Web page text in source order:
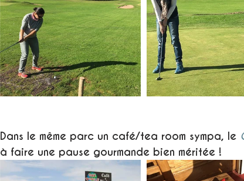
Dans le même parc un café/tea room sympa, le
à faire une pause gourmande bien méritée !